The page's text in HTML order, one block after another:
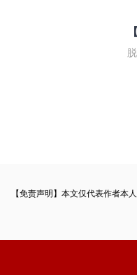
【免责声明】本文仅代表作者本